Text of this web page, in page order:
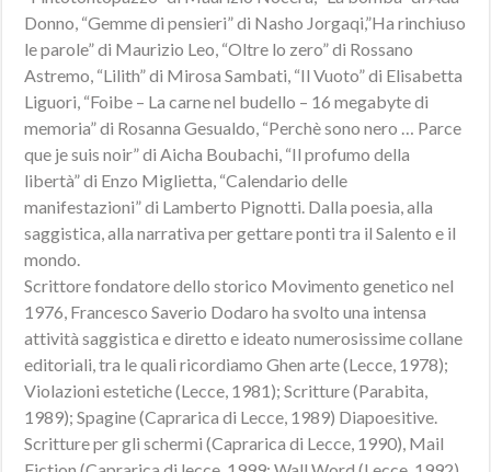
Donno, “Gemme di pensieri” di Nasho Jorgaqi,”Ha rinchiuso
le parole” di Maurizio Leo, “Oltre lo zero” di Rossano
Astremo, “Lilith” di Mirosa Sambati, “Il Vuoto” di Elisabetta
Liguori, “Foibe – La carne nel budello – 16 megabyte di
memoria” di Rosanna Gesualdo, “Perchè sono nero … Parce
que je suis noir” di Aicha Boubachi, “Il profumo della
libertà” di Enzo Miglietta, “Calendario delle
manifestazioni” di Lamberto Pignotti. Dalla poesia, alla
saggistica, alla narrativa per gettare ponti tra il Salento e il
mondo.
Scrittore fondatore dello storico Movimento genetico nel
1976, Francesco Saverio Dodaro ha svolto una intensa
attività saggistica e diretto e ideato numerosissime collane
editoriali, tra le quali ricordiamo Ghen arte (Lecce, 1978);
Violazioni estetiche (Lecce, 1981); Scritture (Parabita,
1989); Spagine (Caprarica di Lecce, 1989) Diapoesitive.
Scritture per gli schermi (Caprarica di Lecce, 1990), Mail